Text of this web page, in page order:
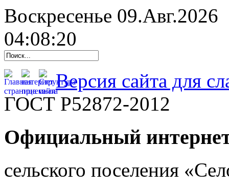
Воскресенье 09.Авг.2026
04:08:21
Версия сайта для
ГОСТ Р52872-2012
Официальный
cельского поселения